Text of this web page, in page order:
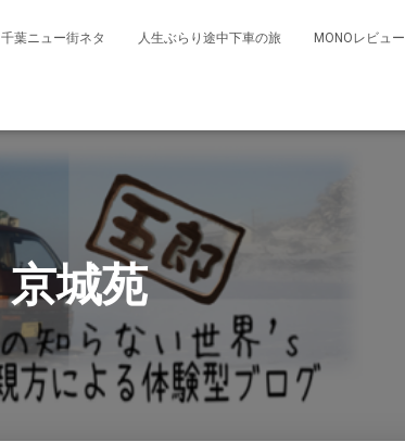
千葉ニュー街ネタ 人生ぶらり途中下車の旅 MONOレビュー
京城苑